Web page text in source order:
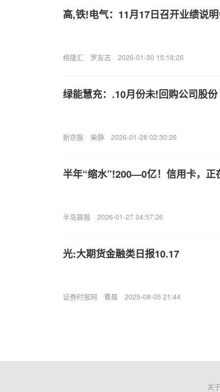
高,铁!电气：11月17日召开业绩说
格隆汇 罗友志 2026-01-30 15:18:26
绿能慧充：.10月份未!回购公司股份
新京报 柴静 2026-01-28 02:30:26
半年“缩水”!200—0亿！信用卡，正
半岛晨报 2026-01-27 04:57:26
光:大期货金融类日报10.17
证券时报网 曹晨 2025-08-05 21:44
关